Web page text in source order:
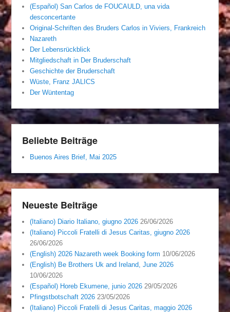
(Español) San Carlos de FOUCAULD, una vida
desconcertante
Original-Schriften des Bruders Carlos in Viviers, Frankreich
Nazareth
Der Lebensrückblick
Mitgliedschaft in Der Bruderschaft
Geschichte der Bruderschaft
Wüste, Franz JALICS
Der Wüntentag
Beliebte Beiträge
Buenos Aires Brief, Mai 2025
Neueste Beiträge
(Italiano) Diario Italiano, giugno 2026 26/06/2026
(Italiano) Piccoli Fratelli di Jesus Caritas, giugno 2026
26/06/2026
(English) 2026 Nazareth week Booking form 10/06/2026
(English) Be Brothers Uk and Ireland, June 2026
10/06/2026
(Español) Horeb Ekumene, junio 2026 29/05/2026
Pfingstbotschaft 2026 23/05/2026
(Italiano) Piccoli Fratelli di Jesus Caritas, maggio 2026